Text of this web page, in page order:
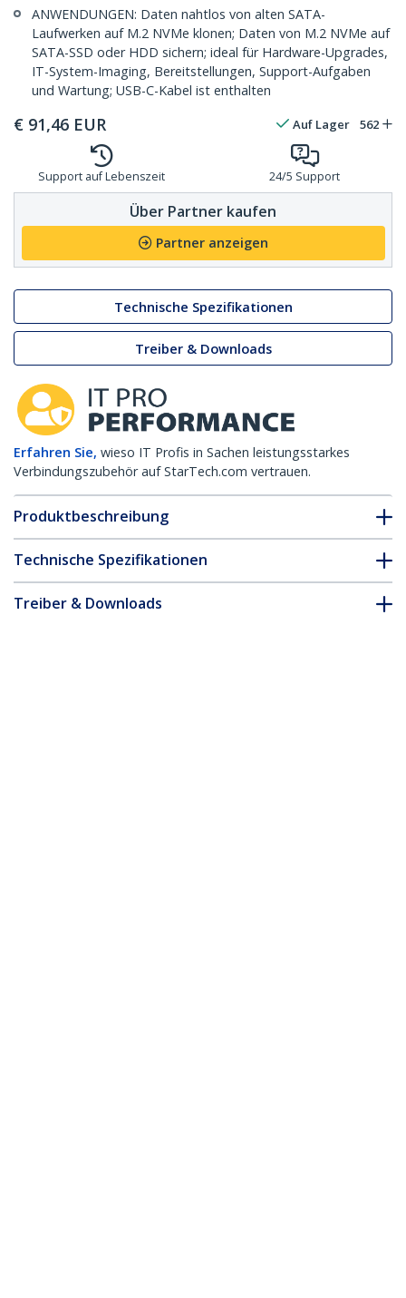
ANWENDUNGEN: Daten nahtlos von alten SATA-
Laufwerken auf M.2 NVMe klonen; Daten von M.2 NVMe auf
SATA-SSD oder HDD sichern; ideal für Hardware-Upgrades,
IT-System-Imaging, Bereitstellungen, Support-Aufgaben
und Wartung; USB-C-Kabel ist enthalten
€ 91,46 EUR Auf Lager 562
Support auf Lebenszeit 24/5 Support
Über Partner kaufen
Partner anzeigen
Technische Spezifikationen
Treiber & Downloads
Erfahren Sie, wieso IT Profis in Sachen leistungsstarkes
Verbindungszubehör auf StarTech.com vertrauen.
Produktbeschreibung
Technische Spezifikationen
Treiber & Downloads